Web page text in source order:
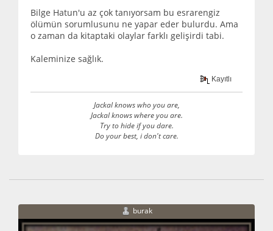
Bilge Hatun'u az çok tanıyorsam bu esrarengiz
ölümün sorumlusunu ne yapar eder bulurdu. Ama
o zaman da kitaptaki olaylar farklı gelişirdi tabi.
Kaleminize sağlık.
Kayıtlı
Jackal knows who you are,
Jackal knows where you are.
Try to hide if you dare.
Do your best, i don't care.
burak